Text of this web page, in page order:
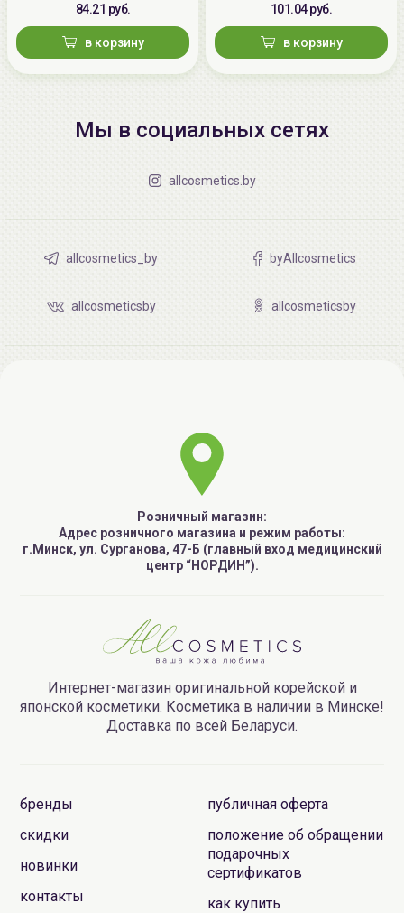
84.21 руб.
в корзину
101.04 руб.
в корзину
Мы в социальных сетях
allcosmetics.by
allcosmetics_by byAllcosmetics
allcosmeticsby allcosmeticsby
Розничный магазин:
Адрес розничного магазина и режим работы:
г.Минск, ул. Сурганова, 47-Б (главный вход медицинский
центр “НОРДИН”).
Интернет-магазин оригинальной корейской и
японской косметики. Косметика в наличии в Минске!
Доставка по всей Беларуси.
бренды
скидки
новинки
контакты
публичная оферта
положение об обращении
подарочных
сертификатов
как купить